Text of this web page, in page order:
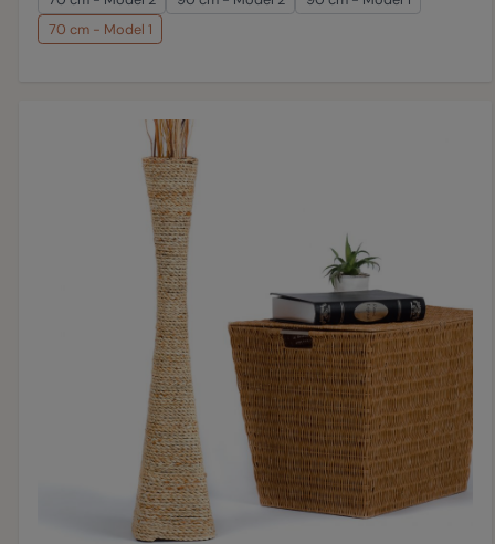
70 cm - Model 1